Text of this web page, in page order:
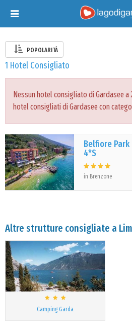
Toggle
navigation
POPOLARITÀ
1 Hotel Consigliato
Nessun hotel consigliato di Gardasee
hotel consigliati di Gardasee con
Belfiore
4*S
in Brenzone
Altre strutture consigliate a
Camping Garda